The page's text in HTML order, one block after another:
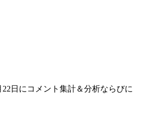
日にコメント集計＆分析ならびに